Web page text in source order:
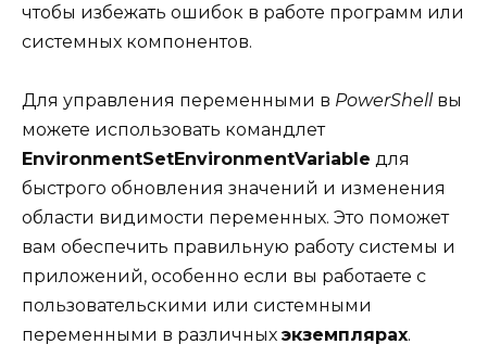
чтобы избежать ошибок в работе программ или
системных компонентов.
Для управления переменными в PowerShellвы
можете использовать командлет
EnvironmentSetEnvironmentVariable для
быстрого обновления значений и изменения
области видимости переменных. Это поможет
вам обеспечить правильную работу системы и
приложений, особенно если вы работаете с
пользовательскими или системными
переменными в различных экземплярах.